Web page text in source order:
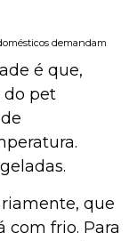
demandam
é que,
do pet
que
com frio. Para